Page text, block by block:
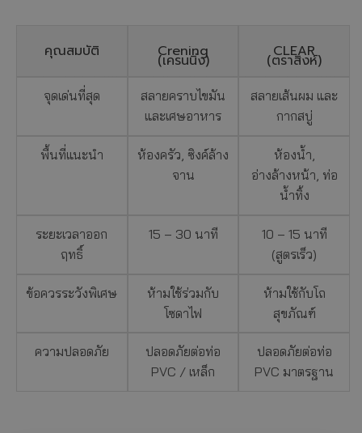
คุณสมบัติ Crening
(เครนนิ่ง) CLEAR
(ตราสิงห์)
จุดเด่นที่สุด
สลายคราบไขมัน
และเศษอาหาร
สลายเส้นผม และ
กากสบู่
พื้นที่แนะนำ
ห้องครัว, ซิงค์ล้าง
จาน
ห้องน้ำ,
อ่างล้างหน้า, ท่อ
น้ำทิ้ง
ระยะเวลาออก
ฤทธิ์
15 – 30 นาที
10 – 15 นาที
(สูตรเร็ว)
ข้อควรระวังพิเศษ
ห้ามใช้ร่วมกับ
โซดาไฟ
ห้ามใช้กับโถ
สุขภัณฑ์
ความปลอดภัย
ปลอดภัยต่อท่อ
PVC / เหล็ก
ปลอดภัยต่อท่อ
PVC มาตรฐาน